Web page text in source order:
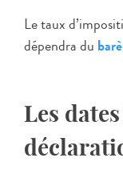
Le taux
dépendra du
Les